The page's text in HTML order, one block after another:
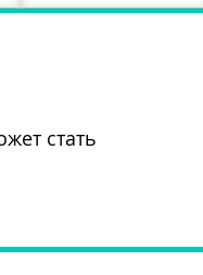
стать